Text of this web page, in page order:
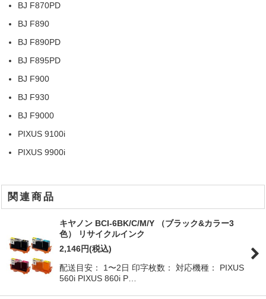
BJ F870PD
BJ F890
BJ F890PD
BJ F895PD
BJ F900
BJ F930
BJ F9000
PIXUS 9100i
PIXUS 9900i
関連商品
キヤノン BCI-6BK/C/M/Y （ブラック&カラー3
色） リサイクルインク
2,146円(税込)
配送目安： 1〜2日 印字枚数： 対応機種： PIXUS
560i PIXUS 860i P…